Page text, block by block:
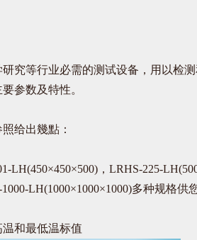
等行业必需的测试设备，用以检测
参数及特性。
给出幾點：
，LRHS-225-
LH(1000×1000×1000)多种规格供
和最低温标值